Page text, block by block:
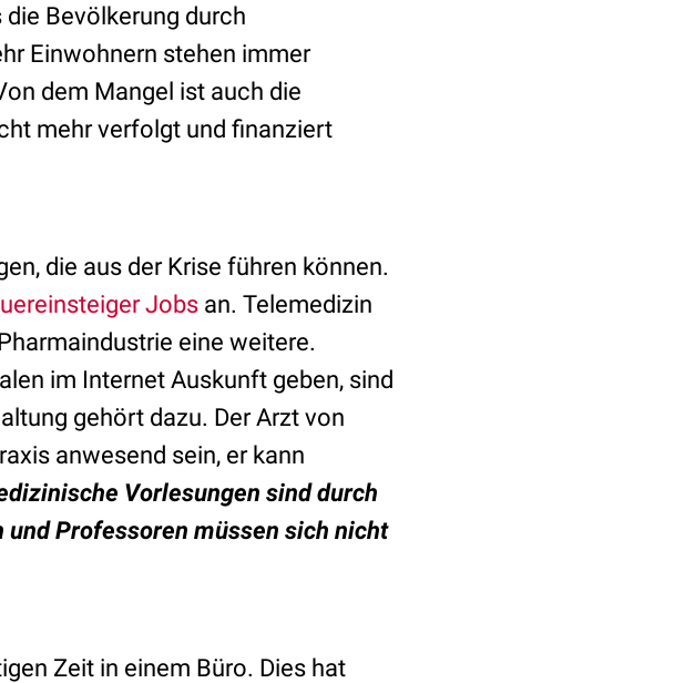
Bevölkerung durch
Einwohnern stehen immer
dem Mangel ist auch die
mehr verfolgt und finanziert
die aus der Krise führen können.
Jobs an. Telemedizin
eine weitere.
im Internet Auskunft geben, sind
gehört dazu. Der Arzt von
anwesend sein, er kann
Vorlesungen sind durch
Professoren müssen sich nicht
Zeit in einem Büro. Dies hat